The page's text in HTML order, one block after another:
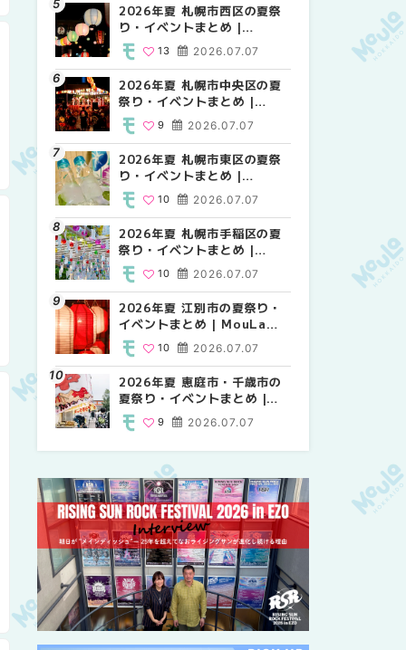
2026年夏 札幌市西区の夏祭
り・イベントまとめ |
MouLa HOKKAIDO
2026.07.07
13
2026年夏 札幌市中央区の夏
祭り・イベントまとめ |
MouLa HOKKAIDO
2026.07.07
9
2026年夏 札幌市東区の夏祭
り・イベントまとめ |
MouLa HOKKAIDO
2026.07.07
10
2026年夏 札幌市手稲区の夏
祭り・イベントまとめ |
MouLa HOKKAIDO
2026.07.07
10
2026年夏 江別市の夏祭り・
イベントまとめ | MouLa
HOKKAIDO 2026.07.07
10
2026年夏 恵庭市・千歳市の
夏祭り・イベントまとめ |
MouLa HOKKAIDO
2026.07.07
9
2026年夏 札幌市北区の夏祭
り・イベントまとめ |
9
2026年夏 札幌市清田区の夏
祭り・イベントまとめ |
6
2026年夏 札幌市手稲区の夏
祭り・イベントまとめ |
10
2026年夏 札幌市中央区の夏
祭り・イベントまとめ |
9
2026年夏 札幌市南区の夏祭
り・イベントまとめ |
8
札幌の麻辣湯（マーラータ
ン）おすすめ専門店9選！本
徹底比較 | MouLa
5
2026年夏 札幌市清田区の夏
祭り・イベントまとめ |
6
2026年夏 札幌市手稲区の夏
祭り・イベントまとめ |
10
2026年夏 札幌市豊平区の夏
祭り・イベントまとめ |
9
2026年夏 札幌市東区の夏祭
り・イベントまとめ |
10
2026年夏 札幌市南区の夏祭
り・イベントまとめ |
8
札幌の麻辣湯（マーラータ
ン）おすすめ専門店6選！本
徹底比較 | MouLa
5